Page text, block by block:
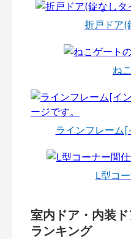
折戸ドア(
ね
ラインフレーム
L型コ
室内ドア・内装
ランキング